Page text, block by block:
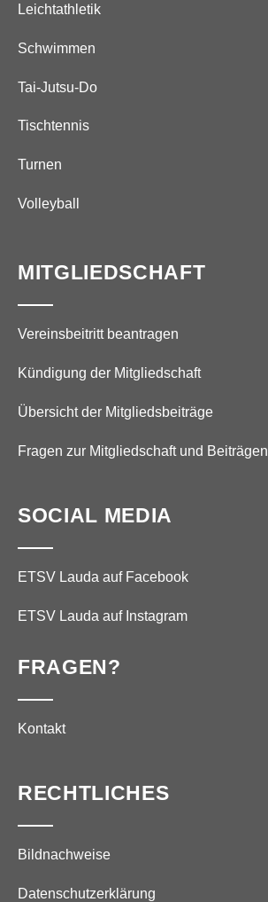
Leichtathletik
Schwimmen
Tai-Jutsu-Do
Tischtennis
Turnen
Volleyball
MITGLIEDSCHAFT
Vereinsbeitritt beantragen
Kündigung der Mitgliedschaft
Übersicht der Mitgliedsbeiträge
Fragen zur Mitgliedschaft und Beiträgen
SOCIAL MEDIA
ETSV Lauda auf Facebook
ETSV Lauda auf Instagram
FRAGEN?
Kontakt
RECHTLICHES
Bildnachweise
Datenschutzerklärung